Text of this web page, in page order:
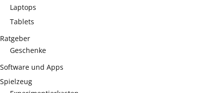
Laptops
Tablets
Ratgeber
Geschenke
Software und Apps
Spielzeug